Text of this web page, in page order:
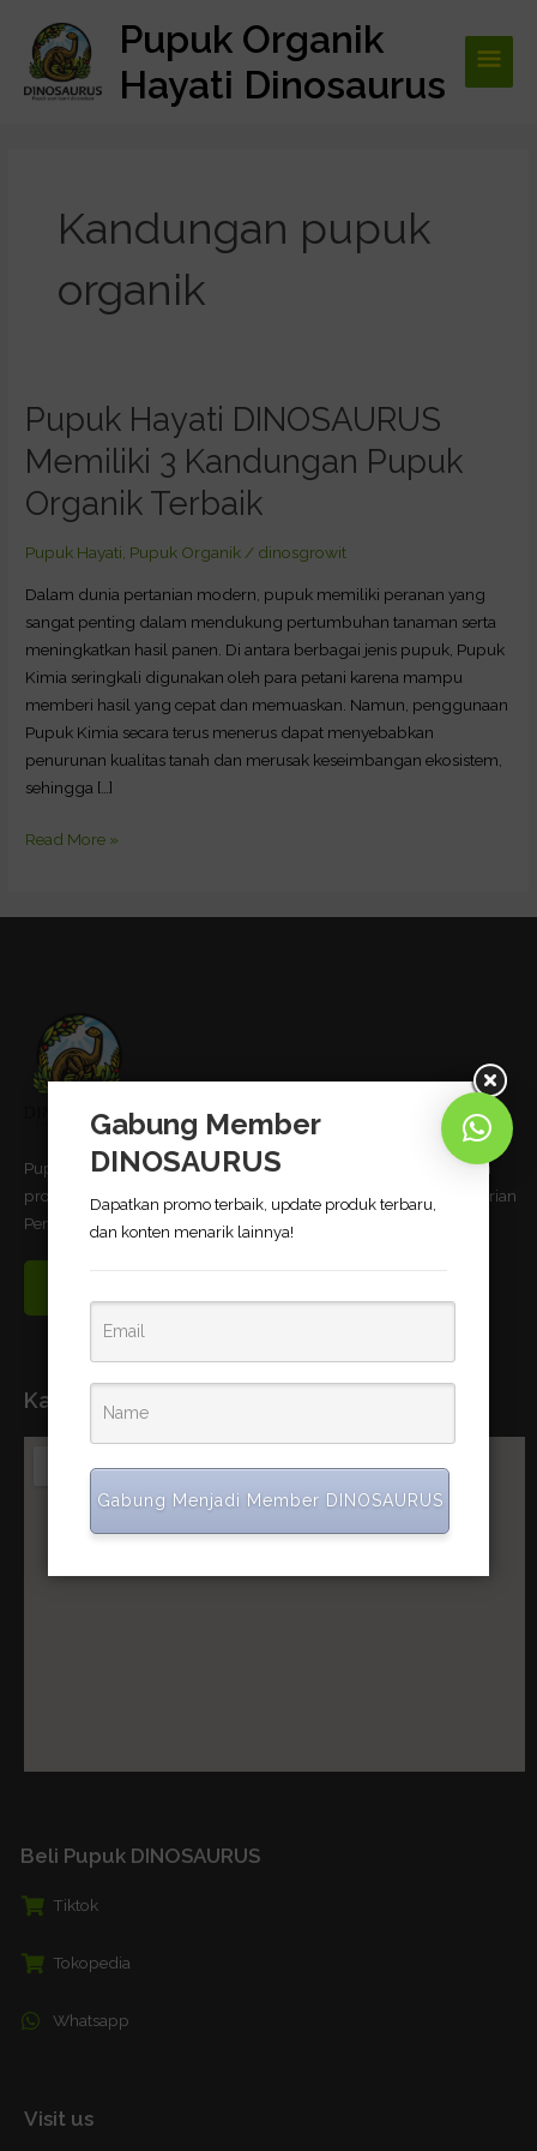
konten
Pupuk Organik
Hayati Dinosaurus
Kandungan pupuk
organik
Pupuk Hayati DINOSAURUS
Memiliki 3 Kandungan Pupuk
Organik Terbaik
Pupuk Hayati Pupuk Organik / dinosgrowit
Dalam dunia pertanian modern, pupuk memiliki peranan yang
sangat penting dalam mendukung pertumbuhan tanaman serta
meningkatkan hasil panen. Di antara berbagai jenis pupuk, Pupuk
Kimia seringkali digunakan oleh para petani karena mampu
memberi hasil yang cepat dan memuaskan. Namun, penggunaan
Pupuk Kimia secara terus menerus dapat menyebabkan
penurunan kualitas tanah dan merusak keseimbangan ekosistem,
sehingga […]
Pupuk
Hayati
DINOSAURUS
Memiliki
Kandungan
Organik
Terbaik
Read More »
Pupuk Bio-Organik DINOSAURUS terbukti dapat meningkatkan
produktivitas pertanian dan telah memnuhi standar uji Kementerian
Pertanian Republik Indonesia.
Kantor Pusat
Beli Pupuk DINOSAURUS
Tiktok
Tokopedia
Whatsapp
Visit us
Gabung Member
DINOSAURUS
Dapatkan promo terbaik, update produk terbaru,
dan konten menarik lainnya!
Gabung Menjadi Member DINOSAURUS